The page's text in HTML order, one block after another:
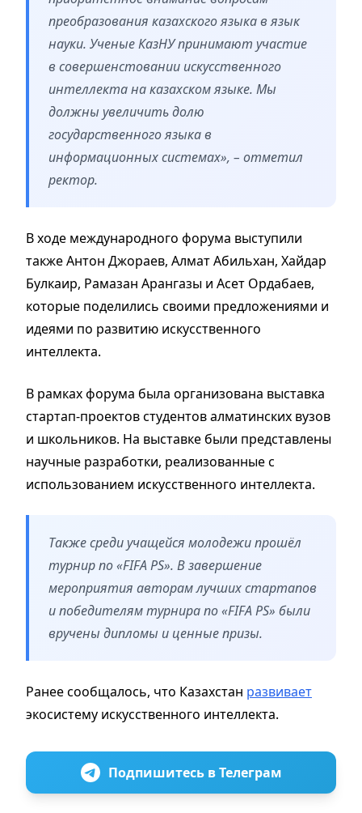
преобразования казахского языка в язык
науки. Ученые КазНУ принимают участие
в совершенстовании искусственного
интеллекта на казахском языке. Мы
должны увеличить долю
государственного языка в
информационных системах», – отметил
ректор.
В ходе международного форума выступили
также Антон Джораев, Алмат Абильхан, Хайдар
Булкаир, Рамазан Арангазы и Асет Ордабаев,
которые поделились своими предложениями и
идеями по развитию искусственного
интеллекта.
В рамках форума была организована выставка
стартап-проектов студентов алматинских вузов
и школьников. На выставке были представлены
научные разработки, реализованные с
использованием искусственного интеллекта.
Также среди учащейся молодежи прошёл
турнир по «FIFA PS». В завершение
мероприятия авторам лучших стартапов
и победителям турнира по «FIFA PS» были
вручены дипломы и ценные призы.
Ранее сообщалось, что Казахстан развивает
экосистему искусственного интеллекта.
Подпишитесь в Телеграм